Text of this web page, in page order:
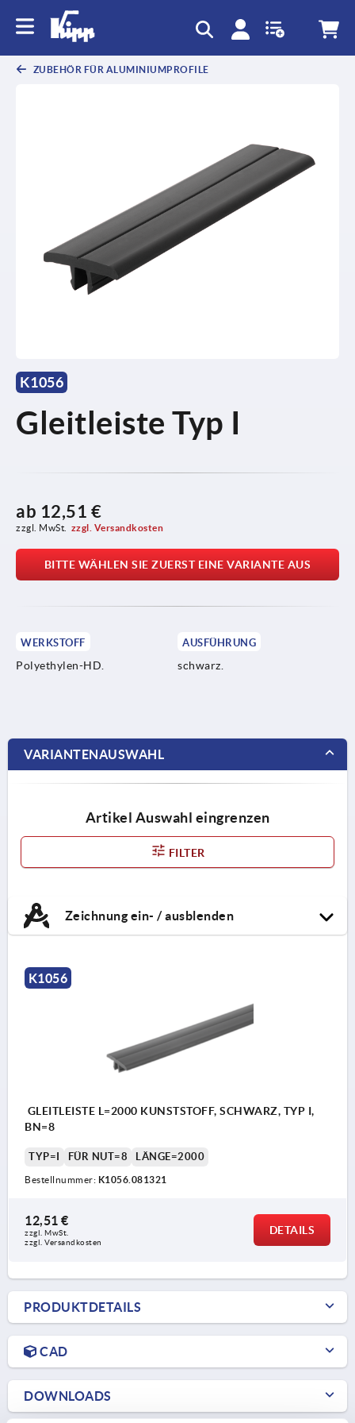
ZUBEHÖR FÜR ALUMINIUMPROFILE
K1056
Gleitleiste Typ I
ab 12,51 €
zzgl. MwSt. zzgl. Versandkosten
BITTE WÄHLEN SIE ZUERST EINE VARIANTE AUS
WERKSTOFF
Polyethylen-HD.
AUSFÜHRUNG
schwarz.
VARIANTENAUSWAHL
Artikel Auswahl eingrenzen
FILTER
Zeichnung ein- / ausblenden
K1056
GLEITLEISTE L=2000 KUNSTSTOFF, SCHWARZ, TYP I,
BN=8
TYP=I FÜR NUT=8 LÄNGE=2000
Bestellnummer: K1056.081321
12,51 €
zzgl. MwSt.
zzgl. Versandkosten
DETAILS
PRODUKTDETAILS
CAD
DOWNLOADS